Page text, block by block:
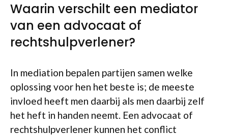
Waarin verschilt een mediator
van een advocaat of
rechtshulpverlener?
In mediation bepalen partijen samen welke
oplossing voor hen het beste is; de meeste
invloed heeft men daarbij als men daarbij zelf
het heft in handen neemt. Een advocaat of
rechtshulpverlener kunnen het conflict